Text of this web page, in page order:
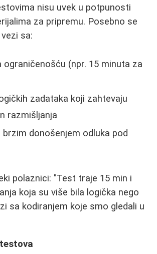
nisu uvek u potpunosti
za pripremu. Posebno se
sa:
ograničenošću (npr. 15 minuta za
zadataka koji zahtevaju
razmišljanja
donošenjem odluka pod
polaznici: "Test traje 15 min i
koja su više bila logička nego
sa kodiranjem koje smo gledali u